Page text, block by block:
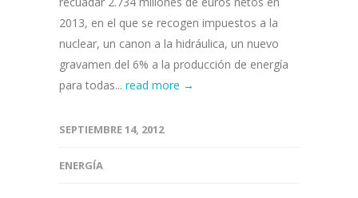
2013, en el que se recogen impuestos a la
nuclear, un canon a la hidráulica, un nuevo
gravamen del 6% a la producción de energía
para todas... read more →
SEPTIEMBRE 14, 2012
ENERGÍA